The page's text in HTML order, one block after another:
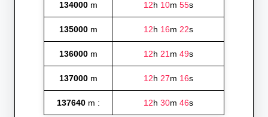
134000m 12h 10m 55s
135000m 12h 16m 22s
136000m 12h 21m 49s
137000m 12h 27m 16s
137640m : 12h 30m 46s